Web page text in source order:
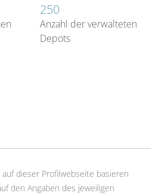
250
Anzahl der verwalteten
Depots
auf dieser Profilwebseite basieren
den Angaben des jeweiligen